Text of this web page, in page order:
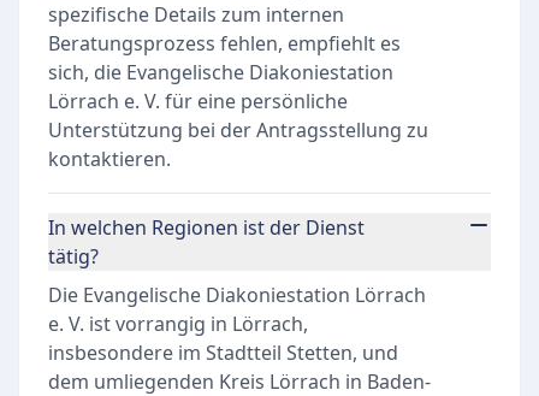
spezifische Details zum internen
Beratungsprozess fehlen, empfiehlt es
sich, die Evangelische Diakoniestation
Lörrach e. V. für eine persönliche
Unterstützung bei der Antragsstellung zu
kontaktieren.
In welchen Regionen ist der Dienst
tätig?
Die Evangelische Diakoniestation Lörrach
e. V. ist vorrangig in Lörrach,
insbesondere im Stadtteil Stetten, und
dem umliegenden Kreis Lörrach in Baden-